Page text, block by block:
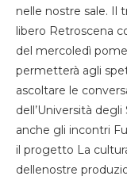
nelle nostre sale. Il
libero Retroscena
del mercoledì
permetterà agli
ascoltare le
dell’Università
anche gli incontri
il progetto La
dellenostre